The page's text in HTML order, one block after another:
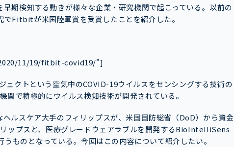
期検知する動きが様々な企業・研究機関で起こっている。以前の
Fitbitが米国陸軍賞を受賞したことを紹介した。
11/19/fitbit-covid19/"]
ェクトという空気中のCOVID-19ウイルスをセンシングする技術の
関で積極的にウイルス検知技術が開発されている。
ルスケア大手のフィリップスが、米国国防総省（DoD）から資金
ップスと、医療グレードウェアラブルを開発するBioIntelliSens
ものとなっている。今回はこの内容について紹介したい。